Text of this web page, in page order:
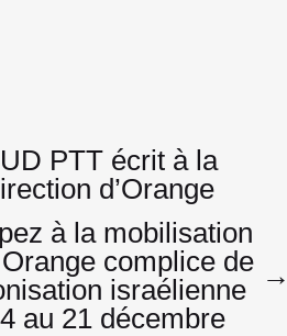
PTT écrit à la
d’Orange
à la mobilisation
complice de
israélienne
au 21 décembre